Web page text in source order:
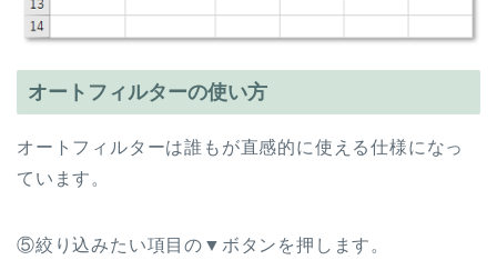
オートフィルターの使い方
オートフィルターは誰もが直感的に使える仕様になっ
ています。
⑤絞り込みたい項目の▼ボタンを押します。